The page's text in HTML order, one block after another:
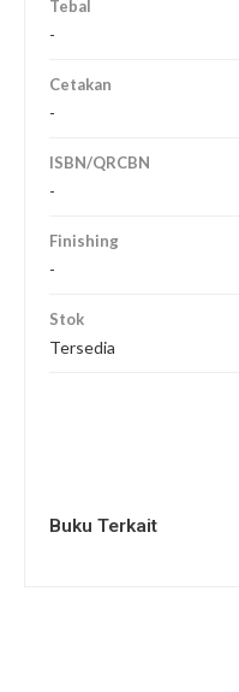
Tebal
-
Cetakan
-
ISBN/QRCBN
-
Finishing
-
Stok
Tersedia
Buku Terkait